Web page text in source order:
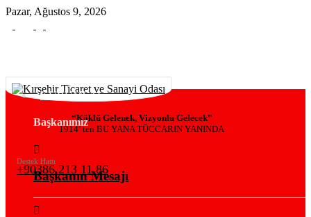
Pazar, Ağustos 9, 2026
“Köklü Gelenek, Vizyonlu Gelecek”
1914’ ten BU YANA TÜCCARIN YANINDA
Destek Hattı
+90386 213 11 86
KURUMSAL
Başkanımız
Başkanın Mesajı